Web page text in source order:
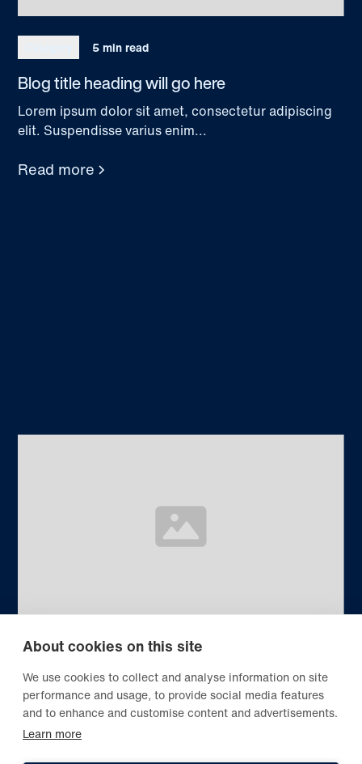
5 min read
Blog title heading will go here
Lorem ipsum dolor sit amet, consectetur adipiscing
elit. Suspendisse varius enim...
Read more
Category 5 min read
Blog title heading will go here
Lorem ipsum dolor sit amet, consectetur adipiscing
elit. Suspendisse varius enim...
About cookies on this site
We use cookies to collect and analyse information on site
performance and usage, to provide social media features
and to enhance and customise content and advertisements.
Learn more